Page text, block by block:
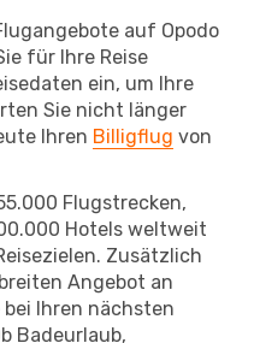
auf Opodo
für Ihre Reise
ein, um Ihre
Sie nicht länger
Ihren Billigflug von
Flugstrecken,
Hotels weltweit
Zusätzlich
Angebot an
bei Ihren nächsten
Badeurlaub,